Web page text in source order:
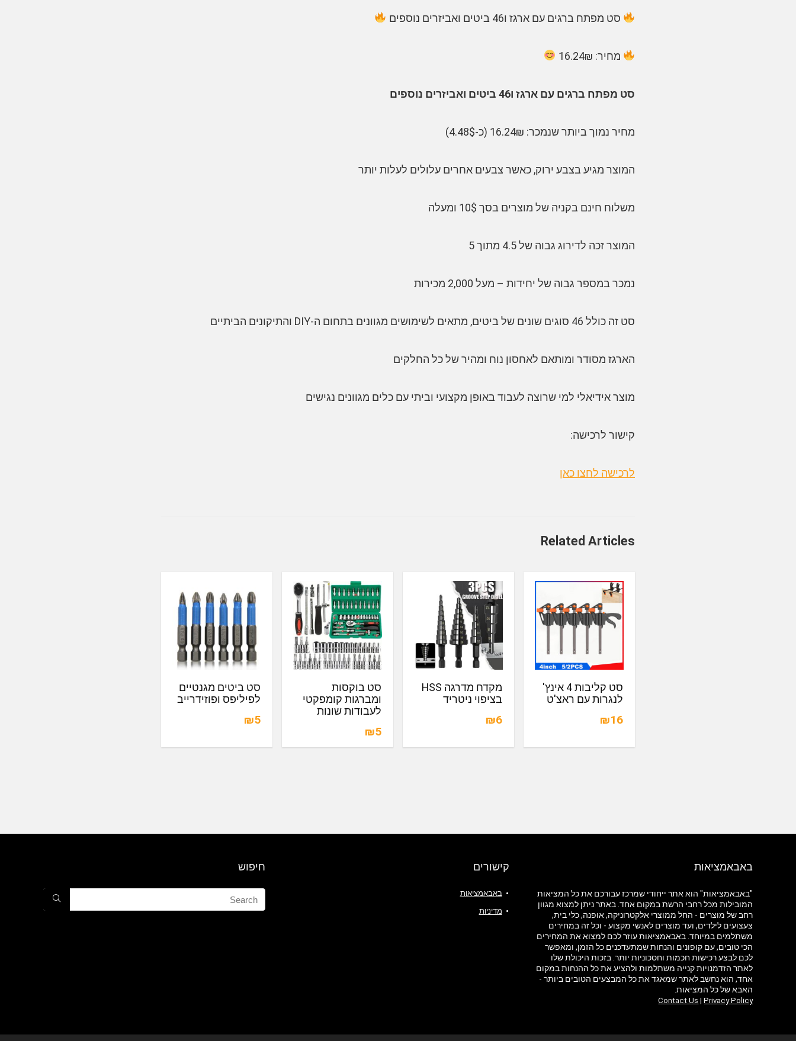
סט מפתח ברגים עם ארגז ו46 ביטים ואביזרים נוספים
מחיר: 16.24₪
סט מפתח ברגים עם ארגז ו46 ביטים ואביזרים נוספים
מחיר נמוך ביותר שנמכר: 16.24₪ (כ-4.48$)
המוצר מגיע בצבע ירוק, כאשר צבעים אחרים עלולים לעלות יותר
משלוח חינם בקניה של מוצרים בסך 10$ ומעלה
המוצר זכה לדירוג גבוה של 4.5 מתוך 5
נמכר במספר גבוה של יחידות – מעל 2,000 מכירות
סט זה כולל 46 סוגים שונים של ביטים, מתאים לשימושים מגוונים בתחום ה-DIY והתיקונים הביתיים
הארגז מסודר ומותאם לאחסון נוח ומהיר של כל החלקים
מוצר אידיאלי למי שרוצה לעבוד באופן מקצועי וביתי עם כלים מגוונים נגישים
קישור לרכישה:
לרכישה לחצו כאן
Related Articles
סט קליבות 4 אינץ'
לנגרות עם ראצ'ט
₪16
מקדח מדרגה HSS
בציפוי ניטריד
₪6
סט בוקסות
ומברגות קומפקטי
לעבודות שונות
₪5
סט ביטים מגנטיים
לפיליפס ופוזידרייב
₪5
באבאמציאות
"באבאמציאות" הוא אתר ייחודי שמרכז עבורכם את כל המציאות
המובילות מכל רחבי הרשת במקום אחד. באתר ניתן למצוא מגוון
רחב של מוצרים - החל ממוצרי אלקטרוניקה, אופנה, כלי בית,
צעצועים לילדים, ועד מוצרים לאנשי מקצוע - וכל זה במחירים
משתלמים במיוחד. באבאמציאות עוזר לכם למצוא את המחירים
הכי טובים, עם קופונים והנחות שמתעדכנים כל הזמן, ומאפשר
לכם לבצע רכישות חכמות וחסכוניות יותר. בזכות היכולת שלו
לאתר הזדמנויות קנייה משתלמות ולהציע את כל ההנחות במקום
אחד, הוא נחשב לאתר שמאגד את כל המבצעים הטובים ביותר -
האבא של כל המציאות.
Contact Us |Privacy Policy
קישורים
באבאמציאות
מדיניות
חיפוש